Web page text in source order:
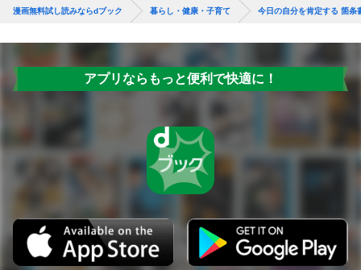
漫画無料試し読みならdブック 暮らし・健康・子育て 今日の自分を肯定する 箇条
アプリならもっと便利で快適に！